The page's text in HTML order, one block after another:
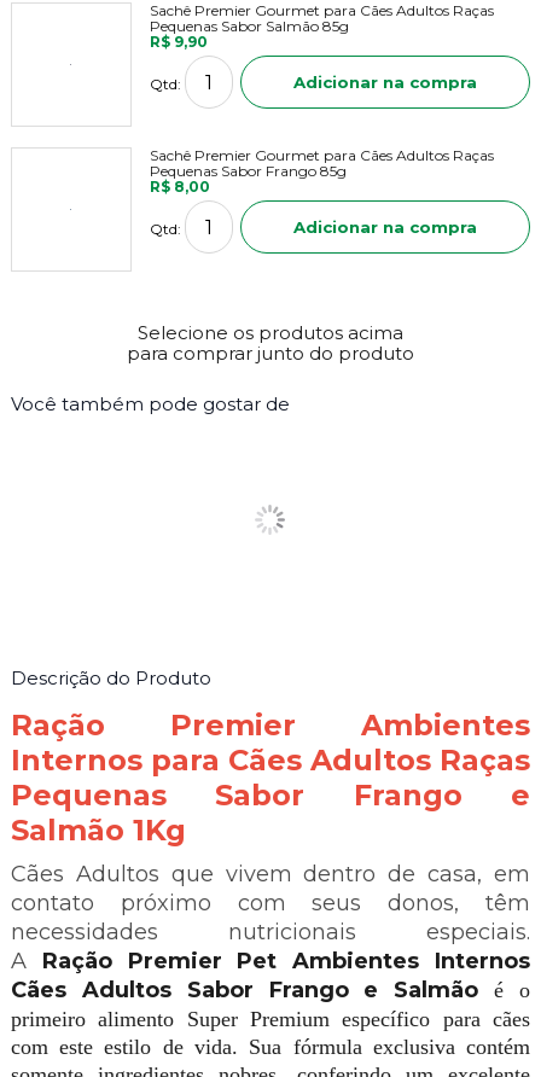
Sachê Premier Gourmet para Cães Adultos Raças
Pequenas Sabor Salmão 85g
R$ 9,90
Qtd: Adicionar na compra
Sachê Premier Gourmet para Cães Adultos Raças
Pequenas Sabor Frango 85g
R$ 8,00
Qtd: Adicionar na compra
Selecione os produtos acima
para comprar junto do produto
Você também pode gostar de
Descrição do Produto
Ração Premier Ambientes
Internos para Cães Adultos Raças
Pequenas Sabor Frango e
Salmão 1Kg
Cães Adultos que vivem dentro de casa, em
contato próximo com seus donos, têm
necessidades nutricionais especiais.
A Ração Premier Pet Ambientes Internos
Cães Adultos Sabor Frango e Salmão
é o
primeiro alimento Super Premium específico para cães
com este estilo de vida. Sua fórmula exclusiva contém